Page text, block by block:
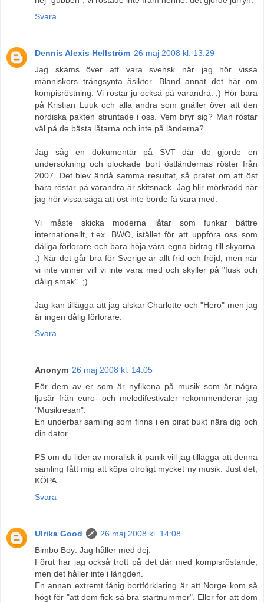
Svara
Dennis Alexis Hellström 26 maj 2008 kl. 13:29
Jag skäms över att vara svensk när jag hör vissa
människors trångsynta åsikter. Bland annat det här om
kompisröstning. Vi röstar ju också på varandra. ;) Hör bara
på Kristian Luuk och alla andra som gnäller över att den
nordiska pakten struntade i oss. Vem bryr sig? Man röstar
väl på de bästa låtarna och inte på länderna?
Jag såg en dokumentär på SVT där de gjorde en
undersökning och plockade bort östländernas röster från
2007. Det blev ändå samma resultat, så pratet om att öst
bara röstar på varandra är skitsnack. Jag blir mörkrädd när
jag hör vissa säga att öst inte borde få vara med.
Vi måste skicka moderna låtar som funkar bättre
internationellt, t.ex. BWO, istället för att uppföra oss som
dåliga förlorare och bara höja våra egna bidrag till skyarna.
:) När det går bra för Sverige är allt frid och fröjd, men när
vi inte vinner vill vi inte vara med och skyller på "fusk och
dålig smak". ;)
Jag kan tillägga att jag älskar Charlotte och "Hero" men jag
är ingen dålig förlorare.
Svara
Anonym 26 maj 2008 kl. 14:05
För dem av er som är nyfikena på musik som är några
ljusår från euro- och melodifestivaler rekommenderar jag
"Musikresan".
En underbar samling som finns i en pirat bukt nära dig och
din dator.
PS om du lider av moralisk it-panik vill jag tillägga att denna
samling fått mig att köpa otroligt mycket ny musik. Just det;
KÖPA
Svara
Ulrika Good
26 maj 2008 kl. 14:08
Bimbo Boy: Jag håller med dej.
Förut har jag också trott på det där med kompisröstande,
men det håller inte i längden.
En annan extremt fånig bortförklaring är att Norge kom så
högt för "att dom fick så bra startnummer". Eller för att dom